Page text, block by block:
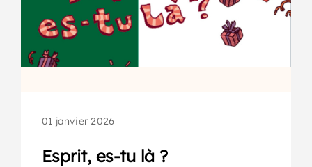
01 janvier 2026
Esprit, es-tu là ?